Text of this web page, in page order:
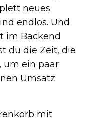
neues
endlos. Und
im Backend
du die Zeit, die
um ein paar
Umsatz
mit